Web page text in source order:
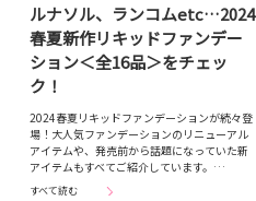
ルナソル、ランコムetc…2024
春夏新作リキッドファンデー
ション＜全16品＞をチェッ
ク！
2024春夏リキッドファンデーションが続々登
場！大人気ファンデーションのリニューアル
アイテムや、発売前から話題になっていた新
アイテムもすべてご紹介しています。…
すべて読む